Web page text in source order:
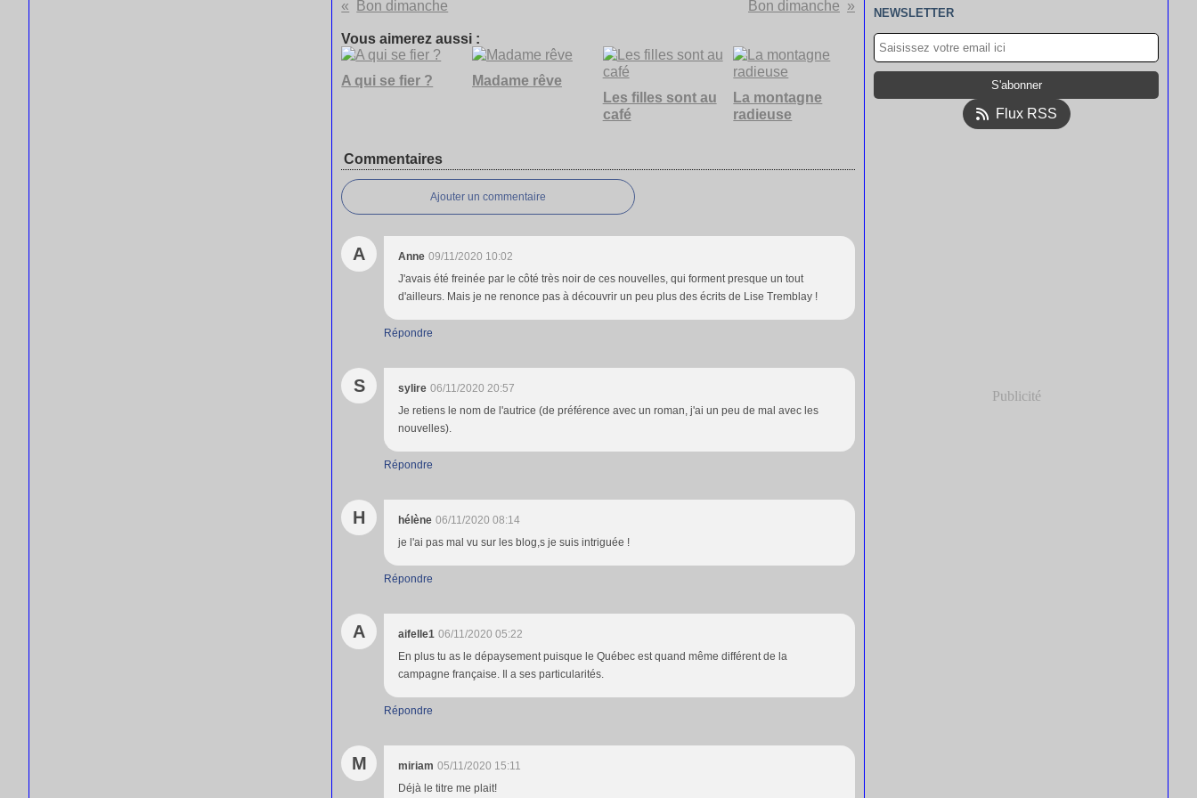
Bon dimanche Bon dimanche
Vous aimerez aussi :
A qui se fier ?
Madame rêve
Les filles sont au
café
La montagne
radieuse
Commentaires
Ajouter un commentaire
A Anne 09/11/2020 10:02
J'avais été freinée par le côté très noir de ces nouvelles, qui forment presque un tout
d'ailleurs. Mais je ne renonce pas à découvrir un peu plus des écrits de Lise Tremblay !
Répondre
S sylire 06/11/2020 20:57
Je retiens le nom de l'autrice (de préférence avec un roman, j'ai un peu de mal avec les
nouvelles).
Répondre
H hélène 06/11/2020 08:14
je l'ai pas mal vu sur les blog,s je suis intriguée !
Répondre
A aifelle1 06/11/2020 05:22
En plus tu as le dépaysement puisque le Québec est quand même différent de la
campagne française. Il a ses particularités.
Répondre
M miriam 05/11/2020 15:11
Déjà le titre me plait!
NEWSLETTER
Flux RSS
Publicité